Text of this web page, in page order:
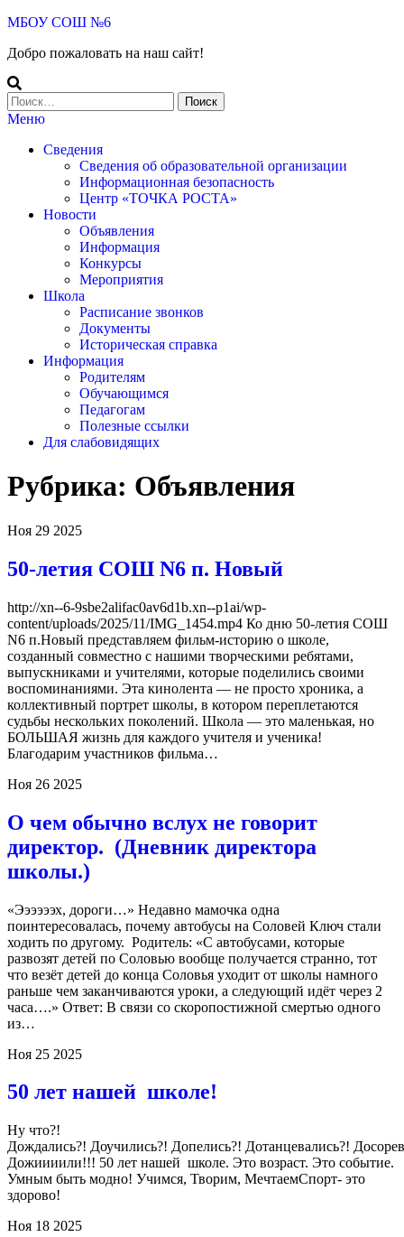
МБОУ СОШ №6
Добро пожаловать на наш сайт!
Меню
Сведения
Сведения об образовательной организации
Информационная безопасность
Центр «ТОЧКА РОСТА»
Новости
Объявления
Информация
Конкурсы
Мероприятия
Школа
Расписание звонков
Документы
Историческая справка
Информация
Родителям
Обучающимся
Педагогам
Полезные ссылки
Для слабовидящих
Рубрика: Объявления
Ноя 29 2025
50-летия СОШ N6 п. Новый
http://xn--6-9sbe2alifac0av6d1b.xn--p1ai/wp-
content/uploads/2025/11/IMG_1454.mp4 Ко дню 50-летия СОШ
N6 п.Новый представляем фильм-историю о школе,
созданный совместно с нашими творческими ребятами,
выпускниками и учителями, которые поделились своими
воспоминаниями. Эта кинолента — не просто хроника, а
коллективный портрет школы, в котором переплетаются
судьбы нескольких поколений. Школа — это маленькая, но
БОЛЬШАЯ жизнь для каждого учителя и ученика!
Благодарим участников фильма…
Ноя 26 2025
О чем обычно вслух не говорит
директор. (Дневник директора
школы.)
«Ээээээх, дороги…» Недавно мамочка одна
поинтересовалась, почему автобусы на Соловей Ключ стали
ходить по другому. Родитель: «С автобусами, которые
развозят детей по Соловью вообще получается странно, тот
что везёт детей до конца Соловья уходит от школы намного
раньше чем заканчиваются уроки, а следующий идёт через 2
часа….» Ответ: В связи со скоропостижной смертью одного
из…
Ноя 25 2025
50 лет нашей школе!
Ну что?!
Дождались?! Доучились?! Допелись?! Дотанцевались?!
Дожиииили!!! 50 лет нашей школе. Это возраст. Это событие.
Умным быть модно! ‍Учимся, Творим, МечтаемСпорт- это
здорово!
Ноя 18 2025